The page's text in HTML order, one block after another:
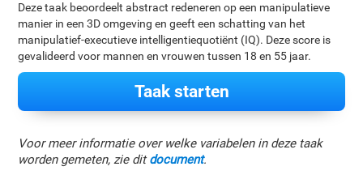
Deze taak beoordeelt abstract redeneren op een manipulatieve
manier in een 3D omgeving en geeft een schatting van het
manipulatief-executieve intelligentiequotiënt (IQ). Deze score is
gevalideerd voor mannen en vrouwen tussen 18 en 55 jaar.
Taak starten
Voor meer informatie over welke variabelen in deze taak
worden gemeten, zie ditdocument.